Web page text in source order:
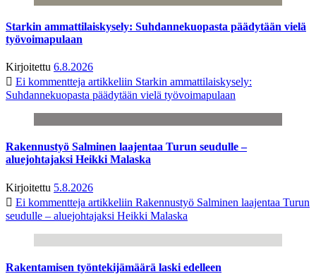
Starkin ammattilaiskysely: Suhdannekuopasta päädytään vielä
työvoimapulaan
Kirjoitettu 6.8.2026
Ei kommentteja artikkeliin Starkin ammattilaiskysely:
Suhdannekuopasta päädytään vielä työvoimapulaan
Rakennustyö Salminen laajentaa Turun seudulle –
aluejohtajaksi Heikki Malaska
Kirjoitettu 5.8.2026
Ei kommentteja artikkeliin Rakennustyö Salminen laajentaa Turun
seudulle – aluejohtajaksi Heikki Malaska
Rakentamisen työntekijämäärä laski edelleen